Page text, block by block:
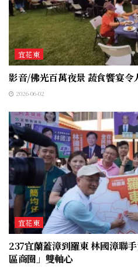
宜花東
影音/佛光百萬夜景 蔬食饗宴令
2026-06-02
宜花東
237宜蘭蓋漳到羅東 林國漳聯
區商圈」雙軸心